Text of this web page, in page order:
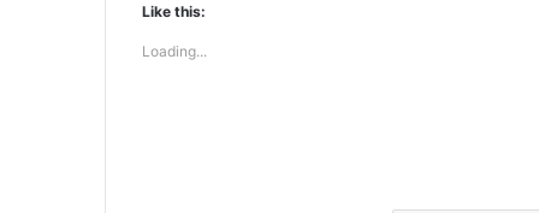
Like this:
Loading...